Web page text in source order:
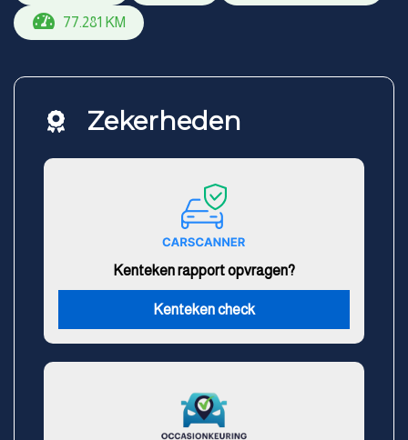
77.281 KM
Zekerheden
Kenteken rapport opvragen?
Kenteken check